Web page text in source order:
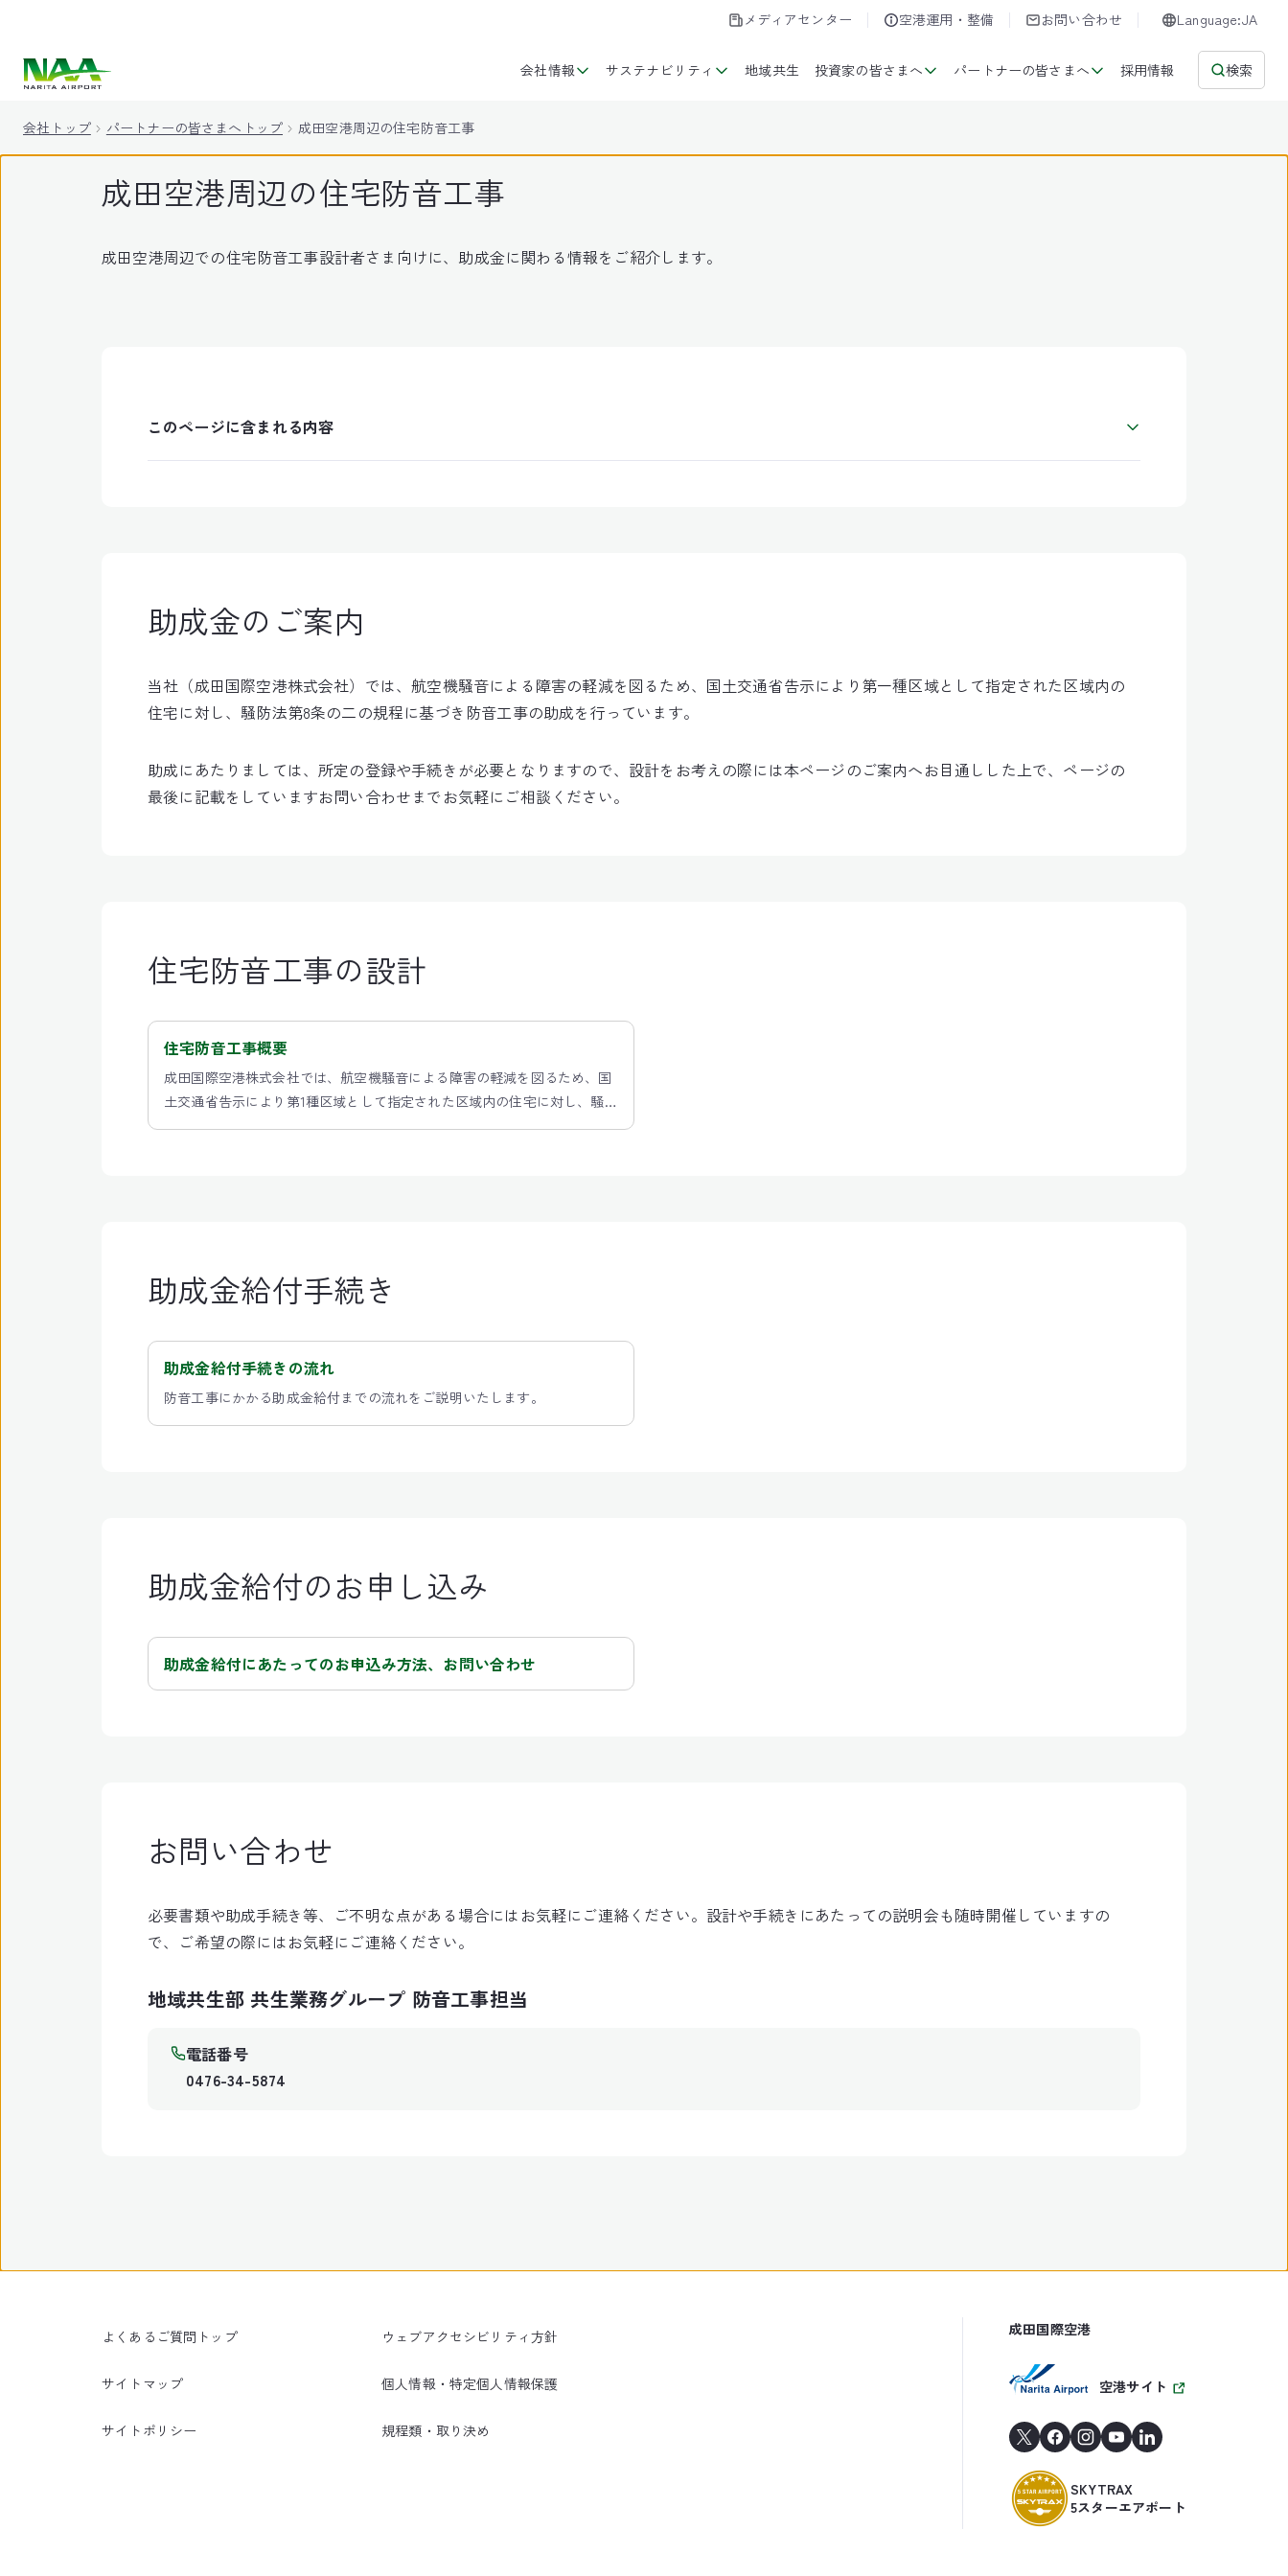
メディアセンター 空港運用・整備 お問い合わせ Language:JA
会社情報 サステナビリティ 地域共生 投資家の皆さまへ パートナーの皆さまへ 採用情報 検索
会社トップ パートナーの皆さまへトップ 成田空港周辺の住宅防音工事
成田空港周辺の住宅防音工事
成田空港周辺での住宅防音工事設計者さま向けに、助成金に関わる情報をご紹介します。
このページに含まれる内容
助成金のご案内
当社（成田国際空港株式会社）では、航空機騒音による障害の軽減を図るため、国土交通省告示により第一種区域として指定された区域内の
住宅に対し、騒防法第8条の二の規程に基づき防音工事の助成を行っています。
助成にあたりましては、所定の登録や手続きが必要となりますので、設計をお考えの際には本ページのご案内へお目通しした上で、ページの
最後に記載をしていますお問い合わせまでお気軽にご相談ください。
住宅防音工事の設計
住宅防音工事概要
成田国際空港株式会社では、航空機騒音による障害の軽減を図るため、国
土交通省告示により第1種区域として指定された区域内の住宅に対し、騒防
法第8条の2の規定に基づき防音工事の助成を行っています。助成金の給付
助成金給付手続き
助成金給付手続きの流れ
防音工事にかかる助成金給付までの流れをご説明いたします。
助成金給付のお申し込み
助成金給付にあたってのお申込み方法、お問い合わせ
お問い合わせ
必要書類や助成手続き等、ご不明な点がある場合にはお気軽にご連絡ください。設計や手続きにあたっての説明会も随時開催していますの
で、ご希望の際にはお気軽にご連絡ください。
地域共生部 共生業務グループ 防音工事担当
電話番号
0476-34-5874
よくあるご質問トップ
サイトマップ
サイトポリシー
ウェブアクセシビリティ方針
個人情報・特定個人情報保護
規程類・取り決め
成田国際空港
空港サイト
SKYTRAX
5スターエアポート